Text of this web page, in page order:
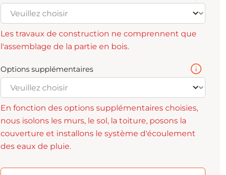
Les travaux de construction ne comprennent que
l'assemblage de la partie en bois.
Options supplémentaires
En fonction des options supplémentaires choisies,
nous isolons les murs, le sol, la toiture, posons la
couverture et installons le système d'écoulement
des eaux de pluie.